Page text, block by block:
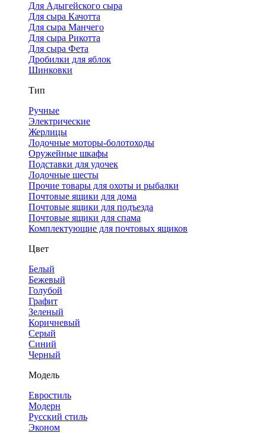
Для Адыгейского сыра
Для сыра Качотта
Для сыра Манчего
Для сыра Рикотта
Для сыра Фета
Дробилки для яблок
Шинковки
Тип
Ручные
Электрические
Жерлицы
Лодочные моторы-болотоходы
Оружейные шкафы
Подставки для удочек
Лодочные шесты
Прочие товары для охоты и рыбалки
Почтовые ящики для дома
Почтовые ящики для подъезда
Почтовые ящики для спама
Комплектующие для почтовых ящиков
Цвет
Белый
Бежевый
Голубой
Графит
Зеленый
Коричневый
Серый
Синий
Черный
Модель
Евростиль
Модерн
Русский стиль
Эконом